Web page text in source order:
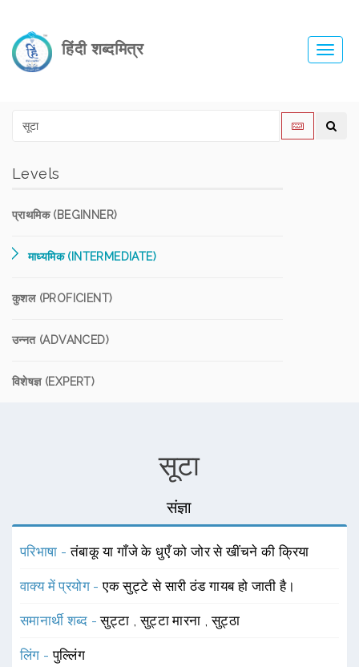
हिंदी शब्दमित्र
Levels
प्राथमिक (BEGINNER)
माध्यमिक (INTERMEDIATE)
कुशल (PROFICIENT)
उन्नत (ADVANCED)
विशेषज्ञ (EXPERT)
सूटा
संज्ञा
परिभाषा -तंबाकू या गाँजे के धुएँ को जोर से खींचने की क्रिया
वाक्य में प्रयोग -एक सुट्टे से सारी ठंड गायब हो जाती है।
समानार्थी शब्द -सुट्टा ,सुट्टा मारना ,सुट्ठा
लिंग -पुल्लिंग